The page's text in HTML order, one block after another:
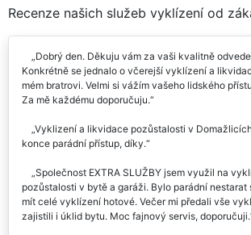
Recenze našich služeb vyklízení od
Dobrý den. Děkuju vám za vaši kvalitně
Konkrétně se jednalo o včerejší vyklízení a
mém bratrovi. Velmi si vážím vašeho lidského
Za mě každému doporučuju.
Vyklizení a likvidace pozůstalosti v
konce parádní přístup, díky.
Společnost EXTRA SLUŽBY jsem využil na
pozůstalosti v bytě a garáži. Bylo parádní nestarat
mít celé vyklízení hotové. Večer mi předali vše
zajistili i úklid bytu. Moc fajnový servis, doporučuji.